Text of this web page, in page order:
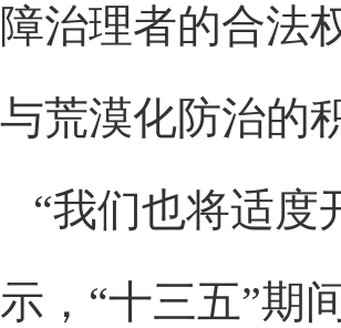
障治理者的合法
与荒漠化防治的
“我们也将适度
示，“十三五”期